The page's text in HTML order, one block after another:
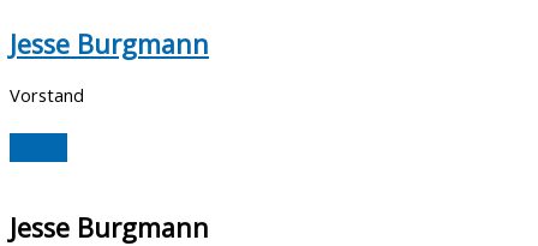
Jesse Burgmann
Vorstand
Jesse Burgmann